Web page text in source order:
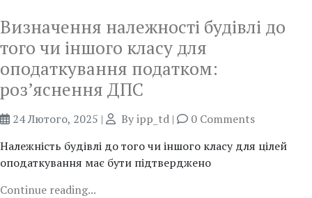
Визначення належності будівлі до
того чи іншого класу для
оподаткування податком:
роз’яснення ДПС
24 Лютого, 2025 | Byipp_td |
0 Comments
Належність будівлі до того чи іншого класу для цілей
оподаткування має бути підтверджено
Continue reading...